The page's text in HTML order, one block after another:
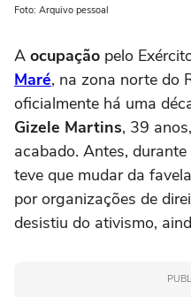
Foto: Arquivo pessoal
A ocupação pelo
Maré, na zona norte do
oficialmente há uma
Gizele Martins, 39
acabado. Antes,
teve que mudar da
por organizações de
desistiu do ativismo,